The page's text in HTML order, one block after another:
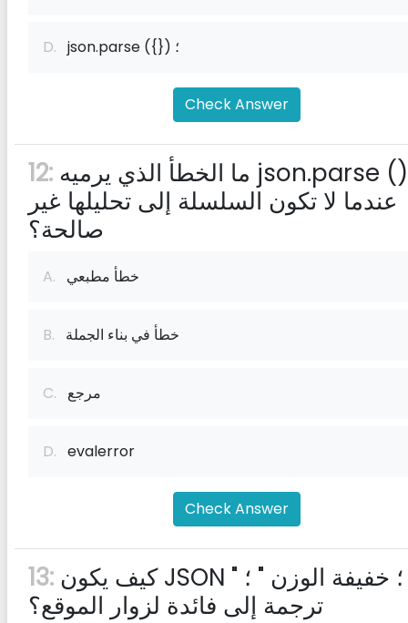
D. json.parse ({}) ؛
Check Answer
12:
عندما لا تكون السلسلة إلى تحليلها غير
صالحة؟
A. خطأ مطبعي
B. خطأ في بناء الجملة
C. مرجع
D. evalerror
Check Answer
13:
ترجمة إلى فائدة لزوار الموقع؟